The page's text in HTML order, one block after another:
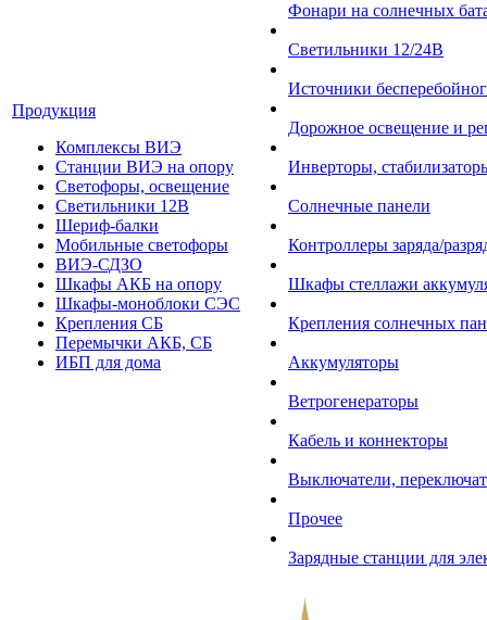
Продукция
Комплексы ВИЭ
Станции ВИЭ на опору
Светофоры, освещение
Светильники 12В
Шериф-балки
Мобильные светофоры
ВИЭ-СДЗО
Шкафы АКБ на опору
Шкафы-моноблоки СЭС
Крепления СБ
Перемычки АКБ, СБ
ИБП для дома
Фонари на солнечных
Светильники 12/24В
Источники
Дорожное освещение и
Инверторы,
Солнечные панели
Контроллеры заряда/
Шкафы стеллажи
Крепления солнечных
Аккумуляторы
Ветрогенераторы
Кабель и коннекторы
Выключатели,
Прочее
Зарядные станции для